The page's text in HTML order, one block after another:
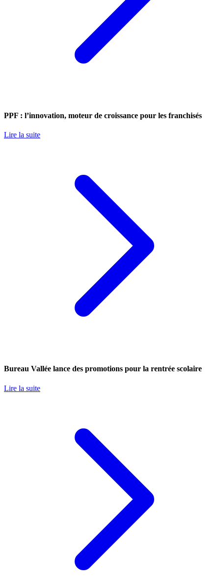
PPF : l’innovation, moteur de croissance pour les franchisés
Lire la suite
Bureau Vallée lance des promotions pour la rentrée scolaire
Lire la suite